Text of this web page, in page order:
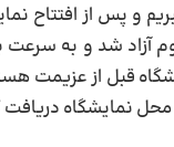
و پس از افتتاح
۱۲ ورود برای عموم آزاد
قبل از عزیمت
محل نمایشگاه دریافت